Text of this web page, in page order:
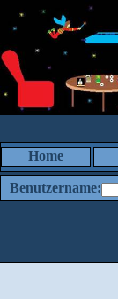
Home
Benutzername: